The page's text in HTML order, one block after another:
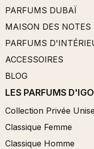
PARFUMS DUBAÏ
MAISON DES NOTES
PARFUMS
ACCESSOIRES
BLOG
LES PARFUMS
Collection Privée
Classique Femme
Classique Homme